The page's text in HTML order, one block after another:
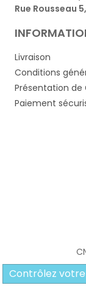
Rue Rousseau
Livraison
Conditions
Présentation de
Paiement
Contrôlez